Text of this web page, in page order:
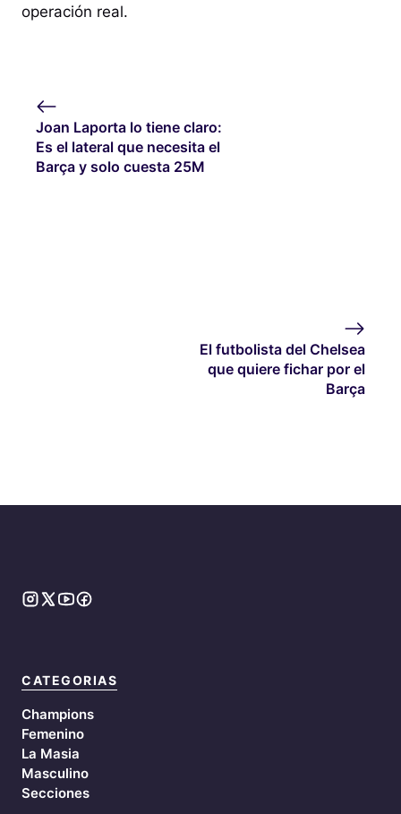
operación real.
Joan Laporta lo tiene claro:
Es el lateral que necesita el
Barça y solo cuesta 25M
El futbolista del Chelsea
que quiere fichar por el
Barça
CATEGORIAS
Champions
Femenino
La Masia
Masculino
Secciones